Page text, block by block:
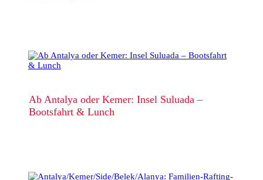
Ab Antalya oder Kemer: Insel Suluada –
Bootsfahrt & Lunch